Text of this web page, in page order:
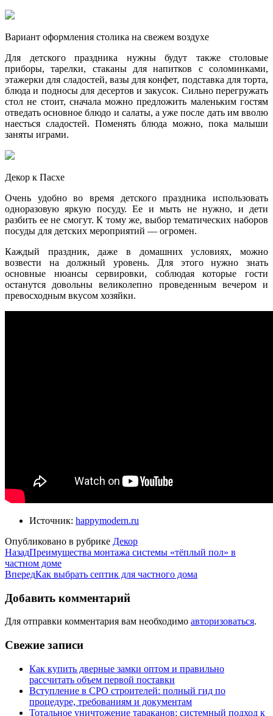
Вариант оформления столика на свежем воздухе
Для детского праздника нужны будут также столовые
приборы, тарелки, стаканы для напитков с соломинками,
этажерки для сладостей, вазы для конфет, подставка для торта,
блюда и подносы для десертов и закусок. Сильно перегружать
стол не стоит, сначала можно предложить маленьким гостям
отведать основное блюдо и салаты, а уже после дать им вволю
наесться сладостей. Поменять блюда можно, пока малыши
заняты играми.
Декор к Пасхе
Очень удобно во время детского праздника использовать
одноразовую яркую посуду. Ее и мыть не нужно, и дети
разбить ее не смогут. К тому же, выбор тематических наборов
посуды для детских мероприятий — огромен.
Каждый праздник, даже в домашних условиях, можно
возвести на должный уровень. Для этого нужно знать
основные нюансы сервировки, соблюдая которые гости
останутся довольны великолепно проведенным вечером и
превосходным вкусом хозяйки.
Источник: happymodern.ru
Опубликовано в рубрике Декор
НазадПреимущества монтажа системы «тёплый пол» в
частном доме
ВпередКак выбрать септик для частного дома
Добавить комментарий
Для отправки комментария вам необходимо авторизоваться.
Свежие записи
Как купить дверные замки оптом и правильно
рассчитать объем первой поставки
Вступление в СРО строителей: полный гид по
процедуре, требованиям и документам
Тотальное уничтожение тараканов: системный подход к